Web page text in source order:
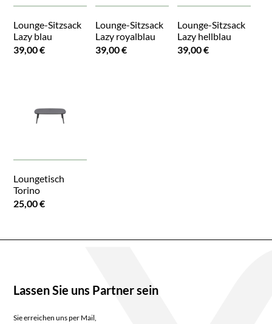
Lounge-Sitzsack
Lazy blau
39,00 €
Lounge-Sitzsack
Lazy royalblau
39,00 €
Lounge-Sitzsack
Lazy hellblau
39,00 €
Loungetisch
Torino
25,00 €
Lassen Sie uns Partner sein
Sie erreichen uns per Mail,